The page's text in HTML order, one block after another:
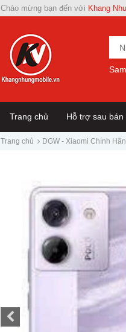
Chào mừng bạn đến với Khang
Trang chủ Hỗ trợ sau bán
Trang chủ DGW - Xiaomi Chính